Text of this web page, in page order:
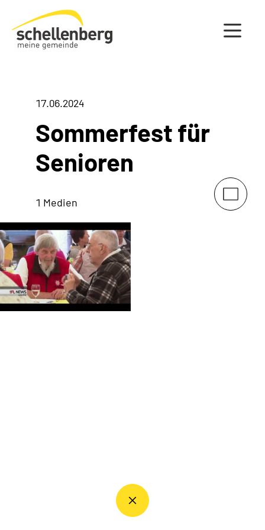
Gemeinde Schellenberg Startseite
17.06.2024
Sommerfest für
Senioren
1 Medien